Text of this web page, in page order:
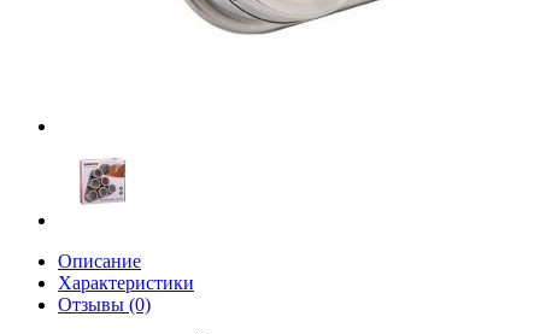
Описание
Характеристики
Отзывы (0)